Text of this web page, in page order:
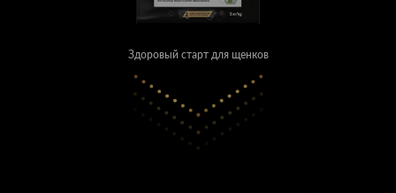
Здоровый старт для щенков